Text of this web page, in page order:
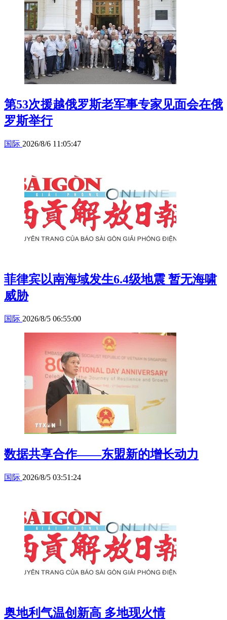
第53次援越俄罗斯老军事专家见面会在俄
罗斯举行
国际 2026/8/6 11:05:47
菲律宾以南海域发生6.4级地震 暂无海啸
威胁
国际 2026/8/5 06:55:00
数据共享合作——东盟新的增长动力
国际 2026/8/5 03:51:24
奥地利气温创新高 多地现火情